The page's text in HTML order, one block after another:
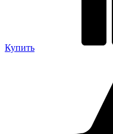
Купить